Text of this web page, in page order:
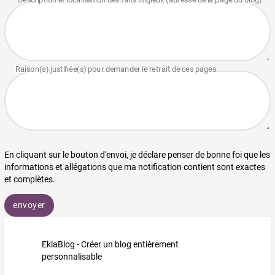
En cliquant sur le bouton d'envoi, je déclare penser de bonne foi que les
informations et allégations que ma notification contient sont exactes
et complètes.
envoyer
EklaBlog - Créer un blog entièrement
personnalisable